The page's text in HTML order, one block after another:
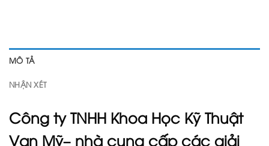
MÔ TẢ
NHẬN XÉT
Công ty TNHH Khoa Học Kỹ Thuật
Vạn Mỹ– nhà cung cấp các giải